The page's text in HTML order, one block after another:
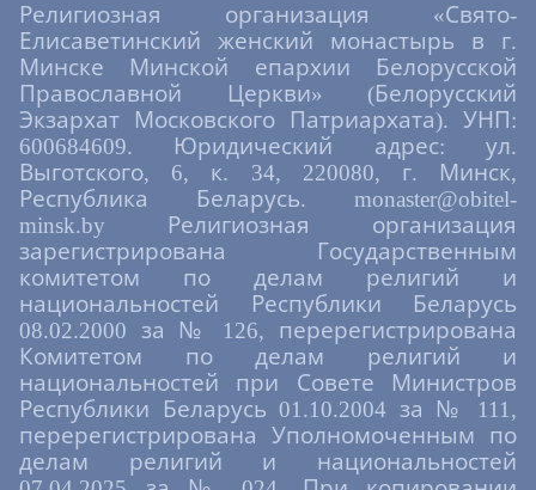
Религиозная организация «Свято-
Елисаветинский женский монастырь в г.
Минске Минской епархии Белорусской
Православной Церкви» (Белорусский
Экзархат Московского Патриархата). УНП:
600684609. Юридический адрес: ул.
Выготского, 6, к. 34, 220080, г. Минск,
Республика Беларусь. monaster@obitel-
minsk.by Религиозная организация
зарегистрирована Государственным
комитетом по делам религий и
национальностей Республики Беларусь
08.02.2000 за № 126, перерегистрирована
Комитетом по делам религий и
национальностей при Совете Министров
Республики Беларусь 01.10.2004 за № 111,
перерегистрирована Уполномоченным по
делам религий и национальностей